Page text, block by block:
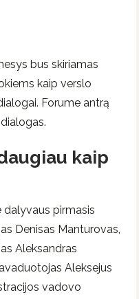
bus skiriamas
kaip verslo
Forume antrą
kaip
pirmasis
Denisas Manturovas,
Aleksandras
Aleksejus
vadovo